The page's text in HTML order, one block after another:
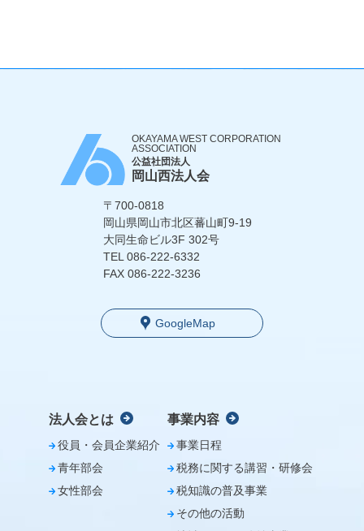
OKAYAMA WEST CORPORATION
ASSOCIATION
公益社団法人
岡山西法人会
〒700-0818
岡山県岡山市北区蕃山町9-19
大同生命ビル3F 302号
TEL 086-222-6332
FAX 086-222-3236
GoogleMap
法人会とは
役員・会員企業紹介
青年部会
女性部会
事業内容
事業日程
税務に関する講習・研修会
税知識の普及事業
その他の活動